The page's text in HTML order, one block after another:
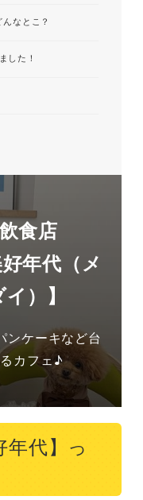
なとこ？
した！
食店
年代（メ
）】
ンケーキなど台
カフェ♪
年代】っ